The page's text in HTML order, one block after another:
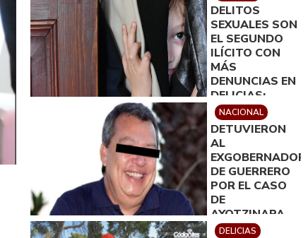
DELITOS
SEXUALES SON
EL SEGUNDO
ILÍCITO CON
MÁS
DENUNCIAS EN
DELICIAS;
SUMAN 81
CARPETAS EN
EL PRIMER
SEMESTRE:
FICOSEC
NACIONAL
DETUVIERON
AL
EXGOBERNADOR
DE GUERRERO
POR EL CASO
DE
AYOTZINAPA
DELICIAS